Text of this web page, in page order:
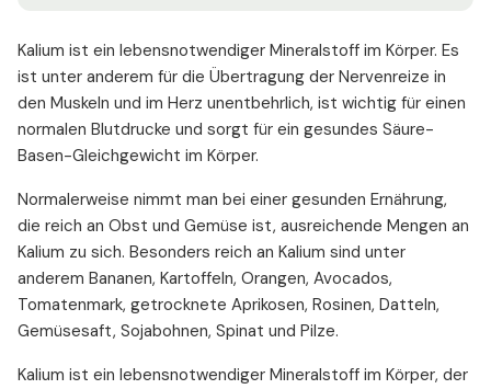
Kalium ist ein lebensnotwendiger Mineralstoff im Körper. Es
ist unter anderem für die Übertragung der Nervenreize in
den Muskeln und im Herz unentbehrlich, ist wichtig für einen
normalen Blutdrucke und sorgt für ein gesundes Säure-
Basen-Gleichgewicht im Körper.
Normalerweise nimmt man bei einer gesunden Ernährung,
die reich an Obst und Gemüse ist, ausreichende Mengen an
Kalium zu sich. Besonders reich an Kalium sind unter
anderem Bananen, Kartoffeln, Orangen, Avocados,
Tomatenmark, getrocknete Aprikosen, Rosinen, Datteln,
Gemüsesaft, Sojabohnen, Spinat und Pilze.
Kalium ist ein lebensnotwendiger Mineralstoff im Körper, der